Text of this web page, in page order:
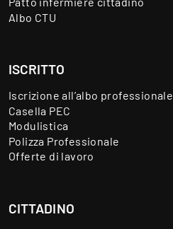
Albo CTU
ISCRITTO
Iscrizione all’albo professionale
Casella PEC
Modulistica
Polizza Professionale
Offerte di lavoro
CITTADINO